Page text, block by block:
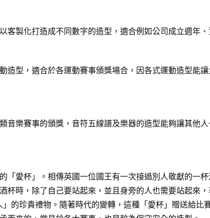
製化打造成不同數字的造型，適合例如公司成立週年
造型，適合於各運動賽事頒獎場合，因各式運動造型能
音樂賽事的頒獎，音符五線譜及樂器的造型能夠讓其他
「愛杯」。相傳英國一位國王有一次接過別人敬獻的一
杯時，除了自己要站起來，並且身旁的人也需要站起來
的珍貴禮物。隨著時代的變轉，這種「愛杯」贈送給比